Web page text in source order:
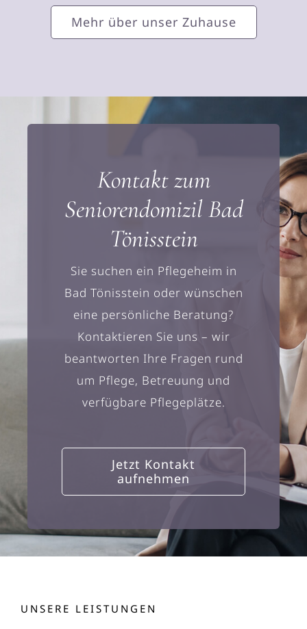
Mehr über unser Zuhause
Kontakt zum
Seniorendomizil Bad
Tönisstein
Sie suchen ein Pflegeheim in
Bad Tönisstein oder wünschen
eine persönliche Beratung?
Kontaktieren Sie uns – wir
beantworten Ihre Fragen rund
um Pflege, Betreuung und
verfügbare Pflegeplätze.
Jetzt Kontakt
aufnehmen
UNSERE LEISTUNGEN